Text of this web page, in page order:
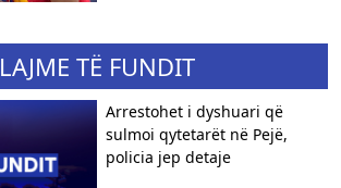
LAJME TË FUNDIT
Arrestohet i dyshuari që
sulmoi qytetarët në Pejë,
policia jep detaje